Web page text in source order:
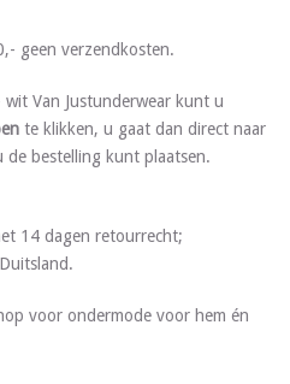
geen verzendkosten.
Van Justunderwear kunt u
te klikken, u gaat dan direct naar
de bestelling kunt plaatsen.
14 dagen retourrecht;
voor ondermode voor hem én